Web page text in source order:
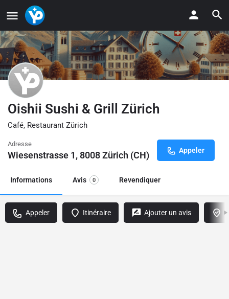
Oishii Sushi & Grill Zürich
Café, Restaurant Zürich
Adresse
Wiesenstrasse 1, 8008 Zürich (CH) Appeler
Informations Avis 0 Revendiquer
Appeler Itinéraire Ajouter un avis